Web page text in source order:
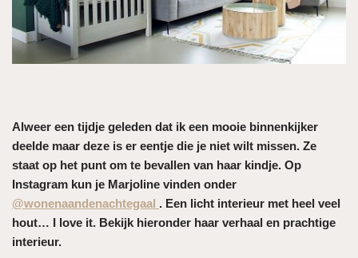
Alweer een tijdje geleden dat ik een mooie binnenkijker
deelde maar deze is er eentje die je niet wilt missen. Ze
staat op het punt om te bevallen van haar kindje. Op
Instagram kun je Marjoline vinden onder
@wonenaandenachtegaal . Een licht interieur met heel veel
hout… I love it. Bekijk hieronder haar verhaal en prachtige
interieur.